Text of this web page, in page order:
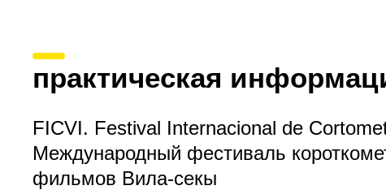
практическая
FICVI. Festival Internacional de
Международный фестиваль
фильмов Вила-секы